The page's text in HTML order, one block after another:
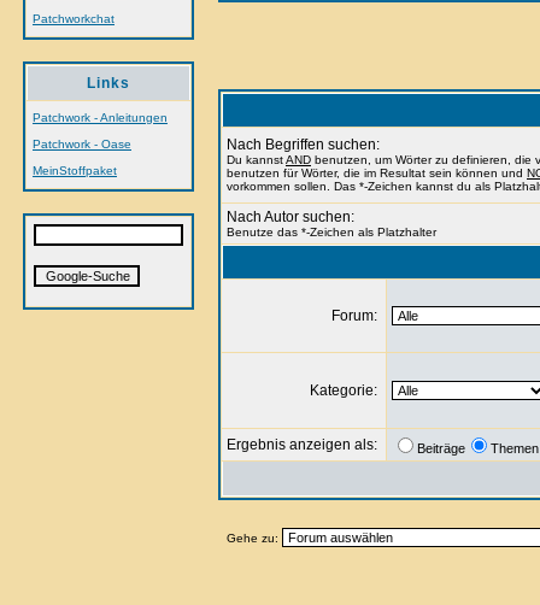
Patchworkchat
Links
Patchwork - Anleitungen
Patchwork - Oase
MeinStoffpaket
Nach Begriffen suchen:
Du kannstAND benutzen, um Wörter zu definieren, die
benutzen für Wörter, die im Resultat sein können und
vorkommen sollen. Das *-Zeichen kannst du als
Nach Autor suchen:
Benutze das *-Zeichen als Platzhalter
Forum:
Kategorie:
Ergebnis anzeigen als: Beiträge Themen
Gehe zu: